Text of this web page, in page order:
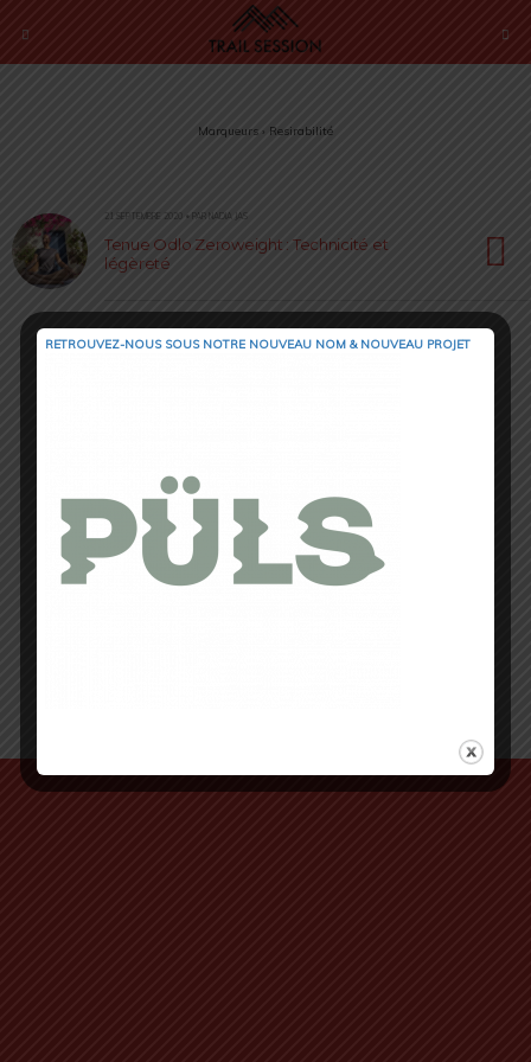
Marqueurs › Resirabilité
21 SEPTEMBRE 2020 • PAR NADIA JAS
Tenue Odlo Zeroweight : Technicité et
légèreté
RETROUVEZ-NOUS SOUS NOTRE NOUVEAU NOM & NOUVEAU PROJET